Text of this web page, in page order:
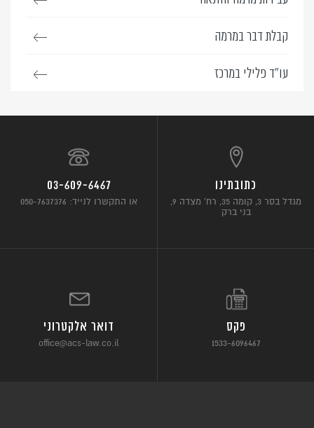
קבלת דבר במרמה
עו”ד פלילי במרכז
כתובתינו
מגדל בסר 3, קומה 35, רח’ מצדה 9,
בני ברק
03-609-6467
או התקשרו לנייד: 050-7637376
פקס
1533-6096467
דואר אלקטרוני
office@acs-law.co.il